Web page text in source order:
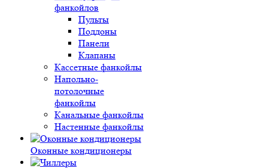
фанкойлов
Пульты
Поддоны
Панели
Клапаны
Кассетные фанкойлы
Напольно-
потолочные
фанкойлы
Канальные фанкойлы
Настенные фанкойлы
Оконные кондиционеры